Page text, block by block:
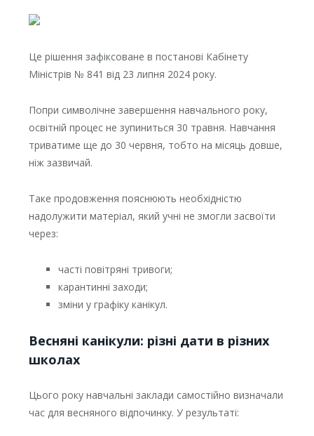
Це рішення зафіксоване в постанові Кабінету
Міністрів № 841 від 23 липня 2024 року.
Попри символічне завершення навчального року,
освітній процес не зупиниться 30 травня. Навчання
триватиме ще до 30 червня, тобто на місяць довше,
ніж зазвичай.
Таке продовження пояснюють необхідністю
надолужити матеріал, який учні не змогли засвоїти
через:
часті повітряні тривоги;
карантинні заходи;
зміни у графіку канікул.
Весняні канікули: різні дати в різних
школах
Цього року навчальні заклади самостійно визначали
час для весняного відпочинку. У результаті: